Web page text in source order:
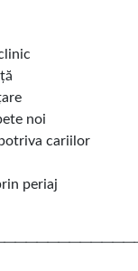
noi
cariilor
periaj